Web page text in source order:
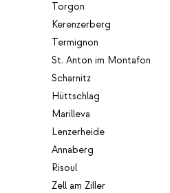
Torgon
Kerenzerberg
Termignon
St. Anton im Montafon
Scharnitz
Hüttschlag
Marilleva
Lenzerheide
Annaberg
Risoul
Zell am Ziller